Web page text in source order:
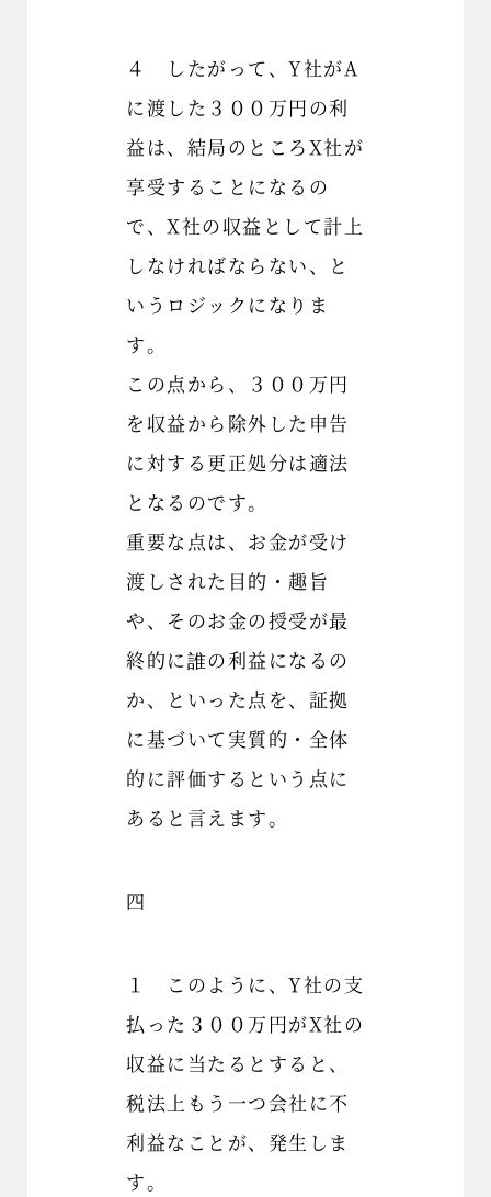
４ したがって、Y社がA
に渡した３００万円の利
益は、結局のところX社が
享受することになるの
で、X社の収益として計上
しなければならない、と
いうロジックになりま
す。
この点から、３００万円
を収益から除外した申告
に対する更正処分は適法
となるのです。
重要な点は、お金が受け
渡しされた目的・趣旨
や、そのお金の授受が最
終的に誰の利益になるの
か、といった点を、証拠
に基づいて実質的・全体
的に評価するという点に
あると言えます。
四
１ このように、Y社の支
払った３００万円がX社の
収益に当たるとすると、
税法上もう一つ会社に不
利益なことが、発生しま
す。